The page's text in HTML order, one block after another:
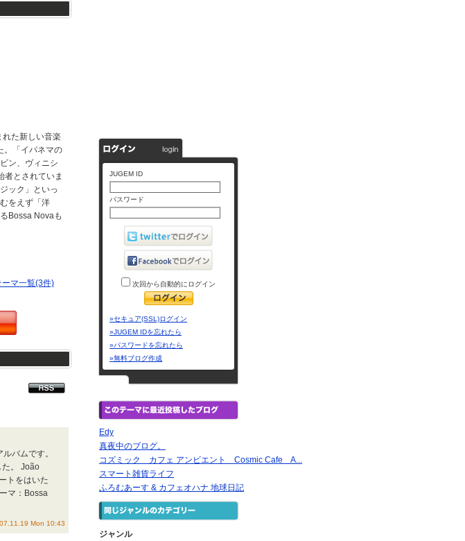
た新しい音楽
。「イパネマの
ン、ヴィニシ
者とされていま
ック」といっ
をえず「洋
Bossa Novaも
ーマ一覧(3件)
バムです。
た。 João
トをはいた
マ：Bossa
Mon 10:43
JUGEM ID
パスワード
次回から自動的にログイン
»セキュア(SSL)ログイン
»JUGEM IDを忘れたら
»パスワードを忘れたら
»無料ブログ作成
Edy
真夜中のブログ。
コズミック カフェ アンビエント Cosmic Cafe A...
スマート雑貨ライフ
ふろむあーす & カフェオハナ 地球日記
ジャンル